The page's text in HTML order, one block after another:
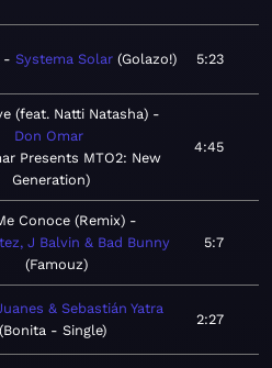
Systema Solar Golazo! 5:23
(feat. Natti Natasha)
Don Omar
Presents MTO2: New
Generation
4:45
Conoce (Remix)
J Balvin & Bad Bunny
Famouz
5:7
& Sebastián Yatra
Bonita - Single
2:27